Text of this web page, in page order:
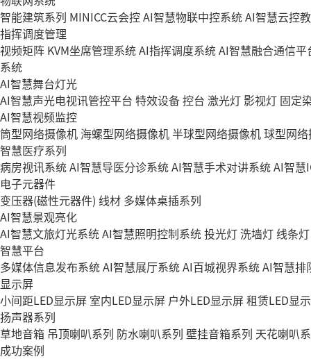
智能建筑系列 MINICC云会控AI智慧物联中控系统AI智慧云控
指挥调度管理
视频矩阵 KVM坐席管理系统AI指挥调度系统AI智慧融合通信平
系统
AI智慧舞台灯光
AI智慧声光电视讯管控平台 特效设备控台 激光灯 影视灯 固定
AI智慧视频监控
筒型网络摄像机 海螺型网络摄像机半球型网络摄像机球型网
智慧医疗系列
病房视讯系统AI智慧导医分诊系统AI智慧手术对讲系统AI智慧
电子元器件
变压器(磁性元器件) 线材 多媒体桌插系列
AI智慧景观亮化
AI智慧文旅灯光系统AI智慧照明控制系统投光灯洗墙灯线条灯
智慧平台
多媒体信息发布系统AI智慧展厅系统AI百城视界系统AI智慧排
显示屏
小间距LED显示屏 室内LED显示屏 户外LED显示屏租赁LED显
扬声器系列
草地音箱 吊顶喇叭系列 防水喇叭系列 壁挂音箱系列 天花喇叭
成功案例